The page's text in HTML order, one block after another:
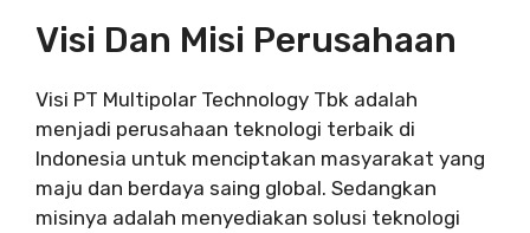
Visi Dan Misi Perusahaan
Visi PT Multipolar Technology Tbk adalah
menjadi perusahaan teknologi terbaik di
Indonesia untuk menciptakan masyarakat yang
maju dan berdaya saing global. Sedangkan
misinya adalah menyediakan solusi teknologi